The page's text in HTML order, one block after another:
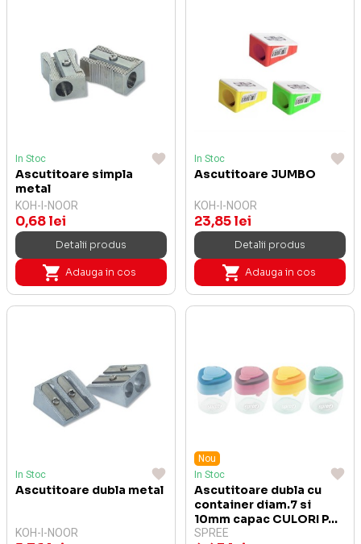
In Stoc
Ascutitoare simpla
metal
KOH-I-NOOR
0,68 lei
Detalii produs
Adauga in cos
In Stoc
Ascutitoare JUMBO
KOH-I-NOOR
23,85 lei
Detalii produs
Adauga in cos
In Stoc
Ascutitoare dubla metal
KOH-I-NOOR
Nou
In Stoc
Ascutitoare dubla cu
container diam.7 si
10mm capac CULORI P...
SPREE